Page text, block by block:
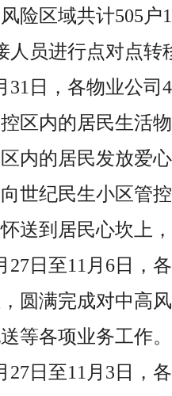
险区域共计505户
人员进行点对点转
31日，各物业公
区内的居民生活
内的居民发放爱
世纪民生小区管
送到居民心坎上
27日至11月6日，
圆满完成对中高
等各项业务工作。
27日至11月3日，